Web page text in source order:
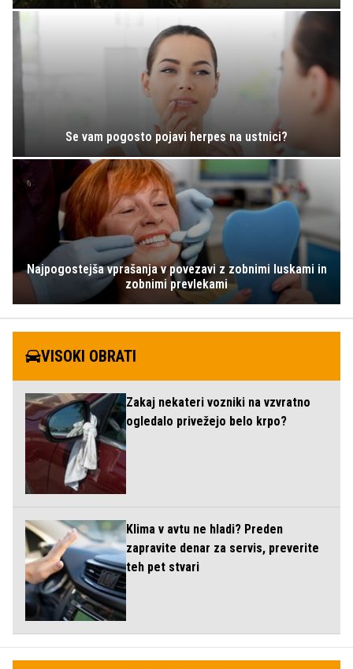
Se vam pogosto pojavi herpes na ustnici?
Najpogostejša vprašanja v povezavi z zobnimi luskami in
zobnimi prevlekami
VISOKI OBRATI
Zakaj nekateri vozniki na vzvratno
ogledalo privežejo belo krpo?
Klima v avtu ne hladi? Preden
zapravite denar za servis, preverite
teh pet stvari